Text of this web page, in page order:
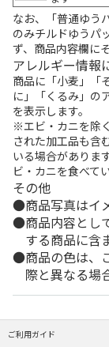
なお、「普通ゆう
のみチルドゆうパ
ず、商品内容欄に
アレルギー情報
商品に「小麦」「
に」「くるみ」の
を表示します。
※エビ・カニを除
された加工品も含
いる場合がありま
ビ・カニを食べて
その他
商品写真はイ
商品内容とし
する商品に含
商品の色は、
際と異なる場
ご利用ガイド